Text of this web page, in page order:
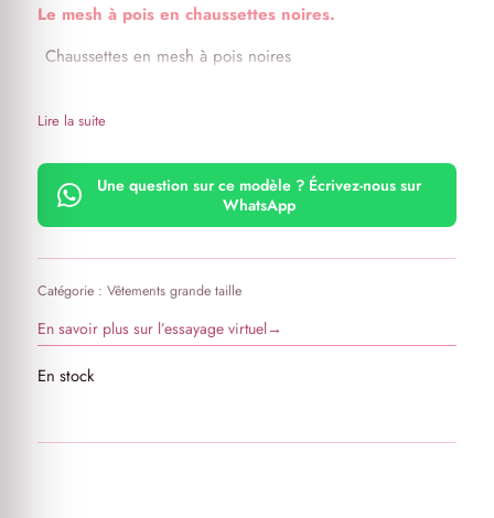
En stock
Le mesh à pois en chaussettes noires.
Chaussettes en mesh à pois noires
Lire la suite
Une question sur ce modèle ? Écrivez-nous sur
WhatsApp
Catégorie : Vêtements grande taille
En savoir plus sur l’essayage virtuel→